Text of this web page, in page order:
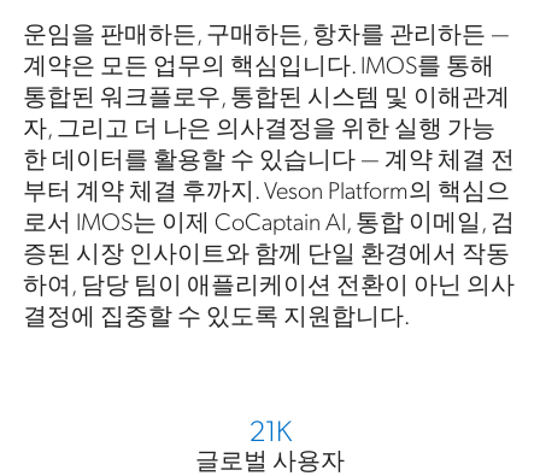
운임을 판매하든, 구매하든, 항차를 관리하든 —
계약은 모든 업무의 핵심입니다. IMOS를 통해
통합된 워크플로우, 통합된 시스템 및 이해관계
자, 그리고 더 나은 의사결정을 위한 실행 가능
한 데이터를 활용할 수 있습니다 — 계약 체결 전
부터 계약 체결 후까지. Veson Platform의 핵심으
로서 IMOS는 이제 CoCaptain AI, 통합 이메일, 검
증된 시장 인사이트와 함께 단일 환경에서 작동
하여, 담당 팀이 애플리케이션 전환이 아닌 의사
결정에 집중할 수 있도록 지원합니다.
21K
글로벌 사용자